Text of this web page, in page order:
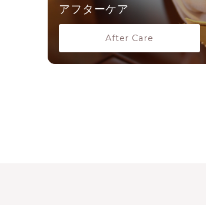
アフターケア
After Care